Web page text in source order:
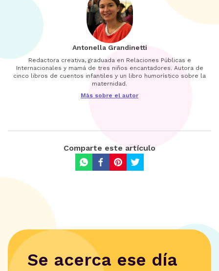
Antonella Grandinetti
Redactora creativa, graduada en Relaciones Públicas e
Internacionales y mamá de tres niños encantadores. Autora de
cinco libros de cuentos infantiles y un libro humorístico sobre la
maternidad.
Más sobre el autor
Comparte este artículo
Se acerca ese día